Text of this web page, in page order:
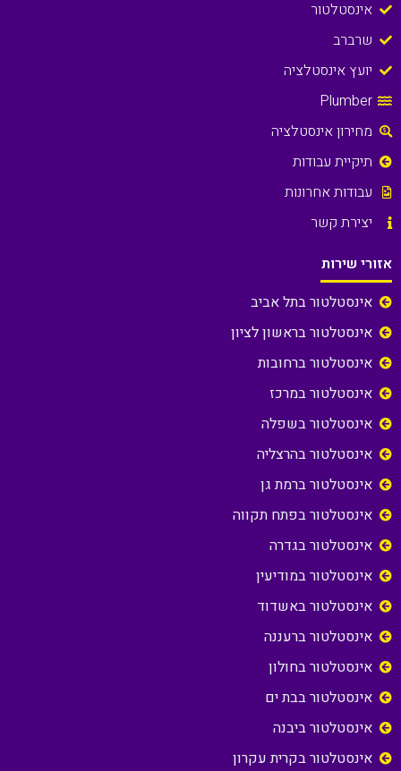
אינסטלטור
שרברב
יועץ אינסטלציה
Plumber
מחירון אינסטלציה
תיקיית עבודות
עבודות אחרונות
יצירת קשר
אזורי שירות
אינסטלטור בתל אביב
אינסטלטור בראשון לציון
אינסטלטור ברחובות
אינסטלטור במרכז
אינסטלטור בשפלה
אינסטלטור בהרצליה
אינסטלטור ברמת גן
אינסטלטור בפתח תקווה
אינסטלטור בגדרה
אינסטלטור במודיעין
אינסטלטור באשדוד
אינסטלטור ברעננה
אינסטלטור בחולון
אינסטלטור בבת ים
אינסטלטור ביבנה
אינסטלטור בקרית עקרון